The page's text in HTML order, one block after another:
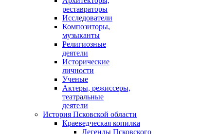
реставраторы
Исследователи
Композиторы,
музыканты
Религиозные
деятели
Исторические
личности
Ученые
Актеры, режиссеры,
театральные
деятели
История Псковской области
Краеведческая копилка
Легенды Псковского